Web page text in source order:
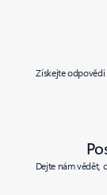
Získejte
Dejte nám vědět,